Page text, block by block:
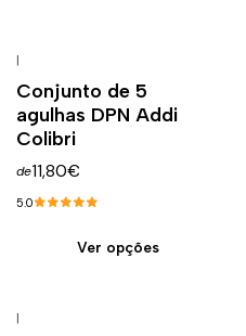
|
Conjunto de 5
agulhas DPN Addi
Colibri
de11,80€
5.0
Ver opções
|